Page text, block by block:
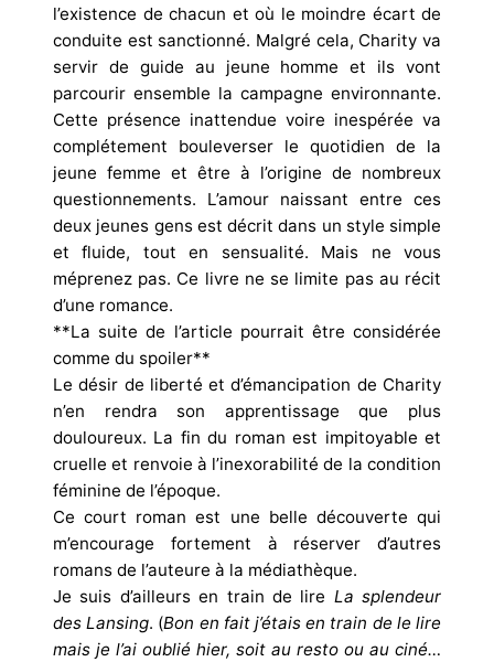
l’existence de chacun et où le moindre écart de
conduite est sanctionné. Malgré cela, Charity va
servir de guide au jeune homme et ils vont
parcourir ensemble la campagne environnante.
Cette présence inattendue voire inespérée va
complétement bouleverser le quotidien de la
jeune femme et être à l’origine de nombreux
questionnements. L’amour naissant entre ces
deux jeunes gens est décrit dans un style simple
et fluide, tout en sensualité. Mais ne vous
méprenez pas. Ce livre ne se limite pas au récit
d’une romance.
**La suite de l’article pourrait être considérée
comme du spoiler**
Le désir de liberté et d’émancipation de Charity
n’en rendra son apprentissage que plus
douloureux. La fin du roman est impitoyable et
cruelle et renvoie à l’inexorabilité de la condition
féminine de l’époque.
Ce court roman est une belle découverte qui
m’encourage fortement à réserver d’autres
romans de l’auteure à la médiathèque.
Je suis d’ailleurs en train de lire La splendeur
des Lansing. (Bon en fait j’étais en train de le lire
mais je l’ai oublié hier, soit au resto ou au ciné…